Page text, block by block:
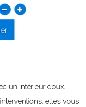
un intérieur doux.
elles vous